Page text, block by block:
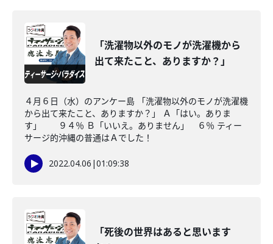
「洗濯物以外のモノが洗濯機から
出て来たこと、ありますか？」
４月６日（水）のアンケー島 「洗濯物以外のモノが洗濯機
から出て来たこと、ありますか？」 Ａ「はい。ありま
す」 ９４％ Ｂ「いいえ。ありません」 ６％ ティー
サージ的沖縄の普通はＡでした！
2022.04.06 |01:09:38
「死後の世界はあると思います